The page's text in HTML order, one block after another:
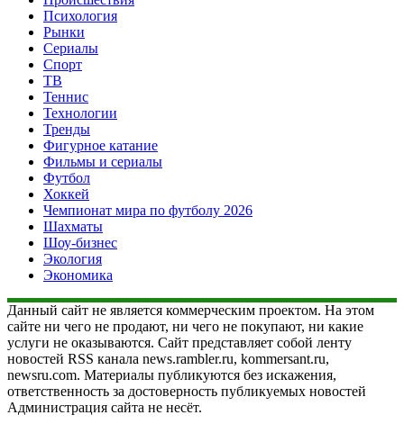
Психология
Рынки
Сериалы
Спорт
ТВ
Теннис
Технологии
Тренды
Фигурное катание
Фильмы и сериалы
Футбол
Хоккей
Чемпионат мира по футболу 2026
Шахматы
Шоу-бизнес
Экология
Экономика
Данный сайт не является коммерческим проектом. На этом
сайте ни чего не продают, ни чего не покупают, ни какие
услуги не оказываются. Сайт представляет собой ленту
новостей RSS канала news.rambler.ru, kommersant.ru,
newsru.com. Материалы публикуются без искажения,
ответственность за достоверность публикуемых новостей
Администрация сайта не несёт.